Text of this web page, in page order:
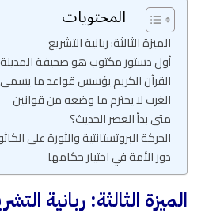
المحتويات
الميزة الثالثة: ربانية التشريع
أول دستور مكتوب هو صحيفة المدينة
القرآن الكريم يؤسس قواعد ما يسمى
الغرب لا يحترم ما وضعه من قوانين
متى بدأ العصر الحديث؟
الحركة البروتستانتية والثورة على
دور الأمة في اختيار حكامها
الميزة الثالثة: ربانية